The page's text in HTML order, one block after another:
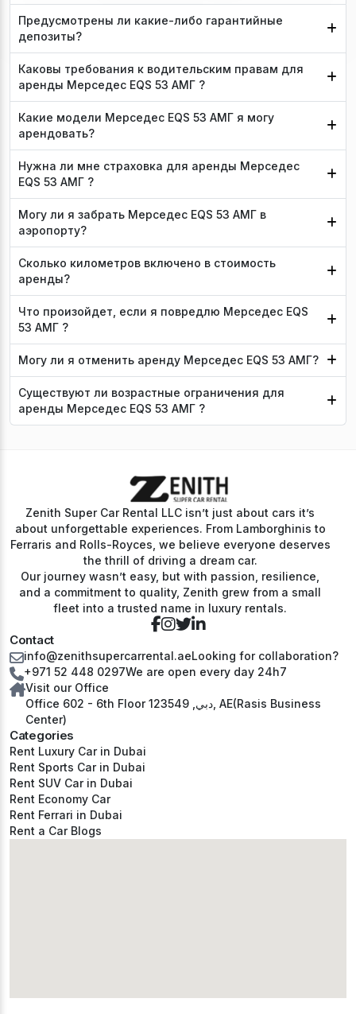
Предусмотрены ли какие-либо гарантийные
депозиты?
Каковы требования к водительским правам для
аренды Мерседес EQS 53 АМГ ?
Какие модели Мерседес EQS 53 АМГ я могу
арендовать?
Нужна ли мне страховка для аренды Мерседес
EQS 53 АМГ ?
Могу ли я забрать Мерседес EQS 53 АМГ в
аэропорту?
Сколько километров включено в стоимость
аренды?
Что произойдет, если я повредлю Мерседес EQS
53 АМГ ?
Могу ли я отменить аренду Мерседес EQS 53 АМГ?
Существуют ли возрастные ограничения для
аренды Мерседес EQS 53 АМГ ?
Zenith Super Car Rental LLC isn’t just about cars it’s
about unforgettable experiences. From Lamborghinis to
Ferraris and Rolls-Royces, we believe everyone deserves
the thrill of driving a dream car.
Our journey wasn’t easy, but with passion, resilience,
and a commitment to quality, Zenith grew from a small
fleet into a trusted name in luxury rentals.
Categories
Rent Luxury Car in Dubai
Rent Sports Car in Dubai
Rent SUV Car in Dubai
Rent Economy Car
Rent Ferrari in Dubai
Rent a Car Blogs
Contact
info@zenithsupercarrental.aeLooking for collaboration?
+971 52 448 0297We are open every day 24h7
Visit our Office
Office 602 - 6th Floor دبي, 123549, AE(Rasis Business
Center)